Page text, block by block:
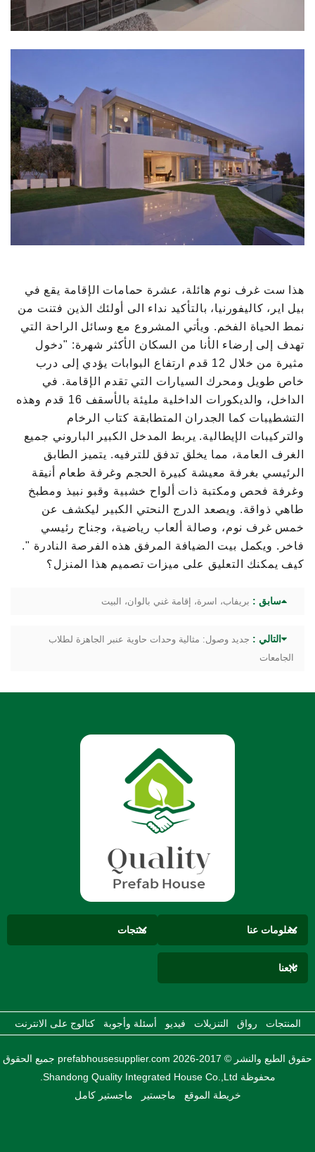
هذا ست غرف نوم هائلة، عشرة حمامات الإقامة يقع في
بيل اير، كاليفورنيا، بالتأكيد نداء الى أولئك الذين فتنت من
نمط الحياة الفخم. ويأتي المشروع مع وسائل الراحة التي
تهدف إلى إرضاء الأنا من السكان الأكثر شهرة: "دخول
مثيرة من خلال 12 قدم ارتفاع البوابات يؤدي إلى درب
خاص طويل ومحرك السيارات التي تقدم الإقامة. في
الداخل، والديكورات الداخلية مليئة بالأسقف 16 قدم وهذه
التشطيبات كما الجدران المتطابقة كتاب الرخام
والتركيبات الإيطالية. يربط المدخل الكبير الباروني جميع
الغرف العامة، مما يخلق تدفق للترفيه. يتميز الطابق
الرئيسي بغرفة معيشة كبيرة الحجم وغرفة طعام أنيقة
وغرفة فحص ومكتبة ذات ألواح خشبية وقبو نبيذ ومطبخ
طاهي ذواقة. ويصعد الدرج النحتي الكبير ليكشف عن
خمس غرف نوم، وصالة ألعاب رياضية، وجناح رئيسي
فاخر. ويكمل بيت الضيافة المرفق هذه الفرصة النادرة ".
كيف يمكنك التعليق على ميزات تصميم هذا المنزل؟
سابق : بريفاب، اسرة، إقامة غني بالوان، البيت
التالي : جديد وصول: مثالية وحدات حاوية عنبر الجاهزة لطلاب
الجامعات
معلومات عنا منتجات
تابعنا
المنتجات رواق التنزيلات فيديو أسئلة وأجوبة كتالوج على الانترنت
حقوق الطبع والنشر © 2017-2026 prefabhousesupplier.com جميع الحقوق
محفوظة Shandong Quality Integrated House Co.,Ltd.
خريطة الموقع
ماجستير ماجستير كامل